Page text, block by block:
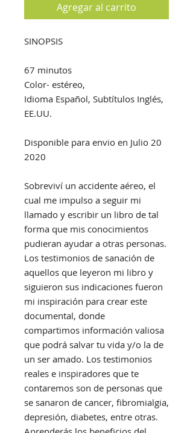
Agregar al carrito
SINOPSIS
67 minutos
Color- estéreo,
Idioma Español, Subtítulos Inglés,
EE.UU.
Disponible para envio en Julio 20
2020
Sobreviví un accidente aéreo, el
cual me impulso a seguir mi
llamado y escribir un libro de tal
forma que mis conocimientos
pudieran ayudar a otras personas.
Los testimonios de sanación de
aquellos que leyeron mi libro y
siguieron sus indicaciones fueron
mi inspiración para crear este
documental, donde
compartimos información valiosa
que podrá salvar tu vida y/o la de
un ser amado. Los testimonios
reales e inspiradores que te
contaremos son de personas que
se sanaron de cancer, fibromialgia,
depresión, diabetes, entre otras.